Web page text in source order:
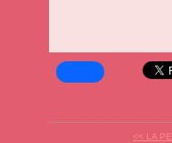
<< LA